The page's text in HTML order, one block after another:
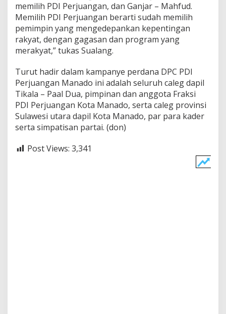
memilih PDI Perjuangan, dan Ganjar – Mahfud.
Memilih PDI Perjuangan berarti sudah memilih
pemimpin yang mengedepankan kepentingan
rakyat, dengan gagasan dan program yang
merakyat,” tukas Sualang.
Turut hadir dalam kampanye perdana DPC PDI
Perjuangan Manado ini adalah seluruh caleg dapil
Tikala – Paal Dua, pimpinan dan anggota Fraksi
PDI Perjuangan Kota Manado, serta caleg provinsi
Sulawesi utara dapil Kota Manado, par para kader
serta simpatisan partai. (don)
Post Views: 3,341